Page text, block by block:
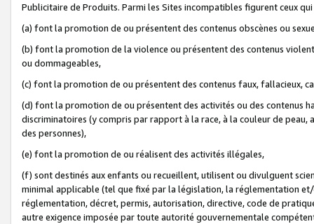
Publicitaire de Produits. Parmi les Sites incompatibles figurent ceux
(a) font la promotion de ou présentent des contenus obscènes ou
(b) font la promotion de la violence ou présentent des contenus
ou dommageables,
(c) font la promotion de ou présentent des contenus faux, fallacieux,
(d) font la promotion de ou présentent des activités ou des contenus
discriminatoires (y compris par rapport à la race, à la couleur de
des personnes),
(e) font la promotion de ou réalisent des activités illégales,
(f) sont destinés aux enfants ou recueillent, utilisent ou divulguent
minimal applicable (tel que fixé par la législation, la réglementation
réglementation, décret, permis, autorisation, directive, code de
autre exigence imposée par toute autorité gouvernementale